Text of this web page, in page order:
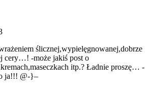
ślicznej,wypielęgnowanej,dobrze
cery…! -może jakiś post o
itp.? Ładnie proszę… -
ja!!! @-}–